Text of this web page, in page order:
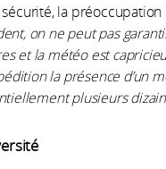
la
on ne peut pas
et la météo est
la présence d’un
plusieurs